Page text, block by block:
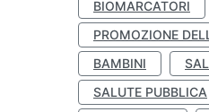
BIOMARCATORI
PROMOZIONE
BAMBINI
SALUTE PUBBLICA